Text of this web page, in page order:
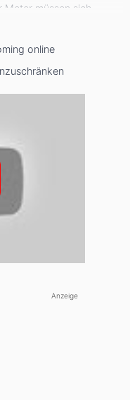
Meter müssen sich
ehe sie wieder auf
Familienfreundlichkeit
denn es befindet sich
Bow-Routt National
online
Anzeige